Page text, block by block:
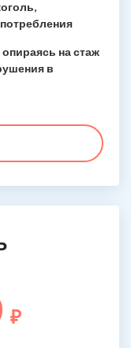
на стаж
в
₽